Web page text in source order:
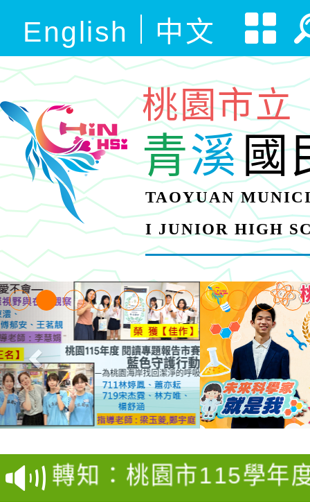
English 中文
桃園市立
青溪國
TAOYUAN
I JUNIOR HIGH
【甄選結果(第4招)】
學年度第1學期第9次代
結果(第4招)
【甄選結果(第12招)】
學年度第1學期第7次代
轉知：桃園市115學年